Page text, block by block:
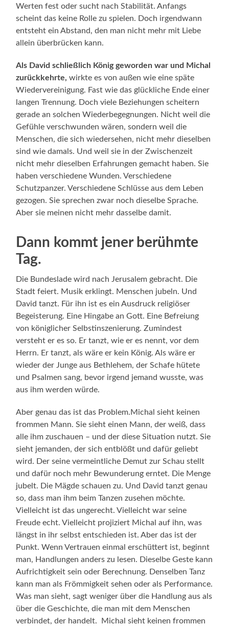
Werten fest oder sucht nach Stabilität. Anfangs
scheint das keine Rolle zu spielen. Doch irgendwann
entsteht ein Abstand, den man nicht mehr mit Liebe
allein überbrücken kann.
Als David schließlich König geworden war und Michal
zurückkehrte,wirkte es von außen wie eine späte
Wiedervereinigung. Fast wie das glückliche Ende einer
langen Trennung. Doch viele Beziehungen scheitern
gerade an solchen Wiederbegegnungen. Nicht weil die
Gefühle verschwunden wären, sondern weil die
Menschen, die sich wiedersehen, nicht mehr dieselben
sind wie damals. Und weil sie in der Zwischenzeit
nicht mehr dieselben Erfahrungen gemacht haben. Sie
haben verschiedene Wunden. Verschiedene
Schutzpanzer. Verschiedene Schlüsse aus dem Leben
gezogen. Sie sprechen zwar noch dieselbe Sprache.
Aber sie meinen nicht mehr dasselbe damit.
Dann kommt jener berühmte
Tag.
Die Bundeslade wird nach Jerusalem gebracht. Die
Stadt feiert. Musik erklingt. Menschen jubeln. Und
David tanzt. Für ihn ist es ein Ausdruck religiöser
Begeisterung. Eine Hingabe an Gott. Eine Befreiung
von königlicher Selbstinszenierung. Zumindest
versteht er es so. Er tanzt, wie er es nennt, vor dem
Herrn. Er tanzt, als wäre er kein König. Als wäre er
wieder der Junge aus Bethlehem, der Schafe hütete
und Psalmen sang, bevor irgend jemand wusste, was
aus ihm werden würde.
Aber genau das ist das Problem.Michal sieht keinen
frommen Mann. Sie sieht einen Mann, der weiß, dass
alle ihm zuschauen – und der diese Situation nutzt. Sie
sieht jemanden, der sich entblößt und dafür geliebt
wird. Der seine vermeintliche Demut zur Schau stellt
und dafür noch mehr Bewunderung erntet. Die Menge
jubelt. Die Mägde schauen zu. Und David tanzt genau
so, dass man ihm beim Tanzen zusehen möchte.
Vielleicht ist das ungerecht. Vielleicht war seine
Freude echt. Vielleicht projiziert Michal auf ihn, was
längst in ihr selbst entschieden ist. Aber das ist der
Punkt. Wenn Vertrauen einmal erschüttert ist, beginnt
man, Handlungen anders zu lesen. Dieselbe Geste kann
Aufrichtigkeit sein oder Berechnung. Denselben Tanz
kann man als Frömmigkeit sehen oder als Performance.
Was man sieht, sagt weniger über die Handlung aus als
über die Geschichte, die man mit dem Menschen
verbindet, der handelt. Michal sieht keinen frommen